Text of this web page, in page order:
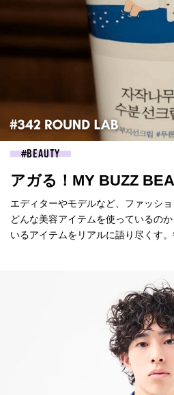
BEAUTY
アガる！MY BUZZ
エディターやモデルなど、ファッシ
どんな美容アイテムを使っているの
いるアイテムをリアルに語り尽くす。